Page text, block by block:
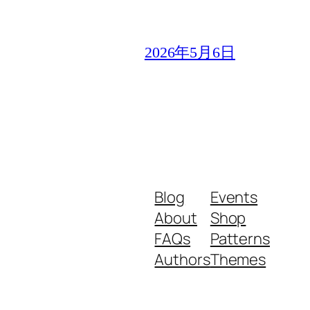
2026年5月6日
Blog
About
FAQs
Authors
Events
Shop
Patterns
Themes